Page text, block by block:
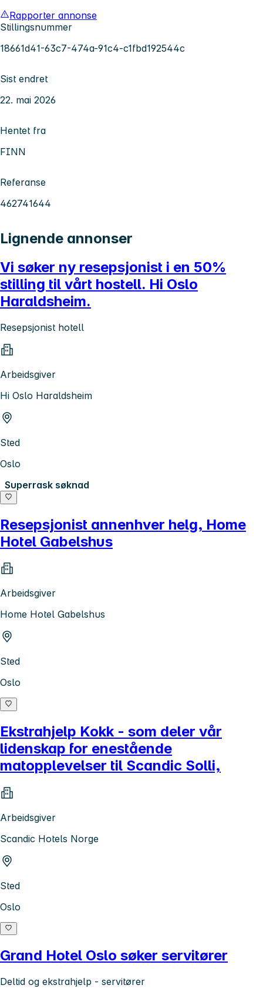
Rapporter annonse
Stillingsnummer
18661d41-63c7-474a-91c4-c1fbd192544c
Sist endret
22. mai 2026
Hentet fra
FINN
Referanse
462741644
Lignende annonser
Vi søker ny resepsjonist i en 50%
stilling til vårt hostell. Hi Oslo
Haraldsheim.
Resepsjonist hotell
Arbeidsgiver
Hi Oslo Haraldsheim
Sted
Oslo
Superrask søknad
Resepsjonist annenhver helg, Home
Hotel Gabelshus
Arbeidsgiver
Home Hotel Gabelshus
Sted
Oslo
Ekstrahjelp Kokk - som deler vår
lidenskap for enestående
matopplevelser til Scandic Solli,
Arbeidsgiver
Scandic Hotels Norge
Sted
Oslo
Grand Hotel Oslo søker servitører
Deltid og ekstrahjelp - servitører